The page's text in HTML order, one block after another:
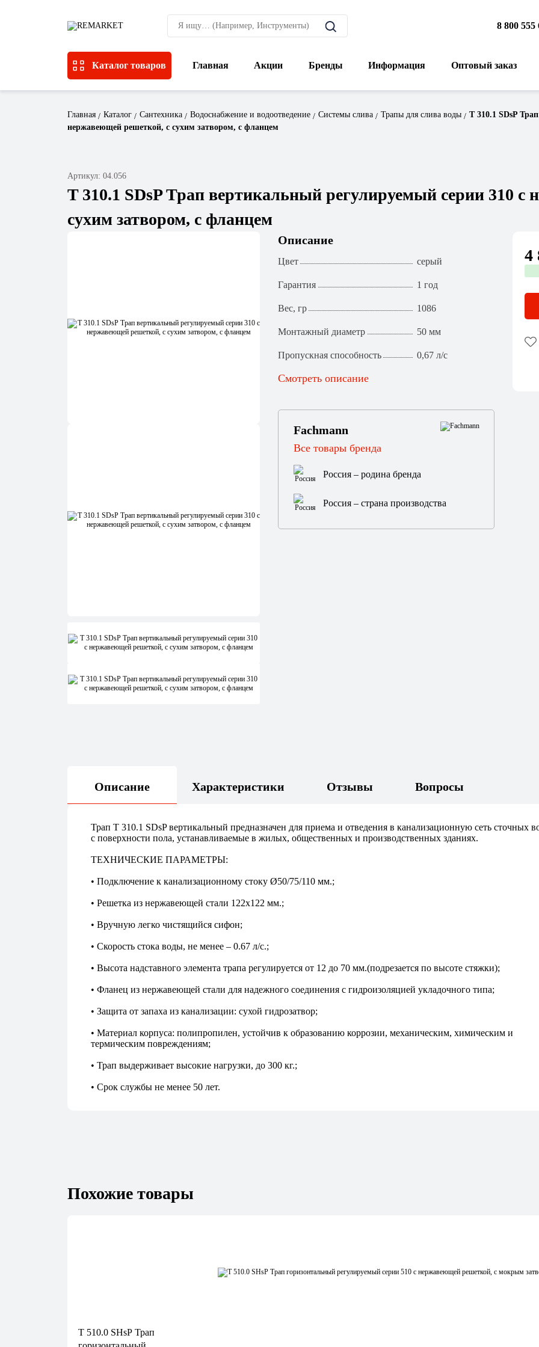
8 800 555
Каталог товаров Главная Акции Бренды Информация Оптовый заказ
Главная Каталог Сантехника Водоснабжение и водоотведение Системы слива Трапы для слива воды
T 310.1 SDsP
нержавеющей решеткой, с сухим затвором, с фланцем
Артикул: 04.056
T 310.1 SDsP Трап вертикальный регулируемый серии 310
сухим затвором, с фланцем
Описание
Цвет серый
Гарантия 1 год
Вес, гр 1086
Монтажный диаметр 50 мм
Пропускная способность 0,67 л/c
Смотреть описание
Fachmann
Все товары бренда
Россия – родина бренда
Россия – страна производства
4
Описание Характеристики Отзывы Вопросы
Трап T 310.1 SDsP вертикальный предназначен для приема и отведения в канализационную сеть сточных
с поверхности пола, устанавливаемые в жилых, общественных и производственных зданиях.
ТЕХНИЧЕСКИЕ ПАРАМЕТРЫ:
• Подключение к канализационному стоку Ø50/75/110 мм.;
• Решетка из нержавеющей стали 122х122 мм.;
• Вручную легко чистящийся сифон;
• Скорость стока воды, не менее – 0.67 л/с.;
• Высота надставного элемента трапа регулируется от 12 до 70 мм.(подрезается по высоте стяжки);
• Фланец из нержавеющей стали для надежного соединения с гидроизоляцией укладочного типа;
• Защита от запаха из канализации: сухой гидрозатвор;
• Материал корпуса: полипропилен, устойчив к образованию коррозии, механическим, химическим и
термическим повреждениям;
• Трап выдерживает высокие нагрузки, до 300 кг.;
• Срок службы не менее 50 лет.
Похожие товары
T 510.0 SHsP Трап